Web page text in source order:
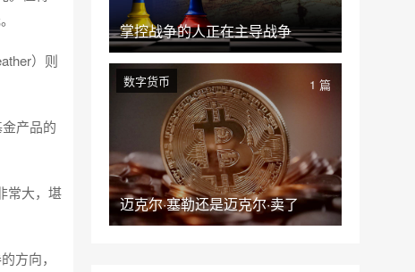
）则
产品的
常大，堪
方向，
掌控战争的人正在主导战争
迈克尔·塞勒还是迈克尔·卖了
数字货币 1 篇